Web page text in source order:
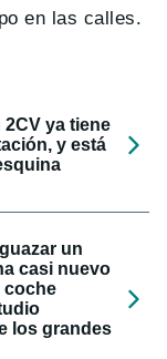
en las calles.
ya tiene
y está
un
casi nuevo
coche
los grandes